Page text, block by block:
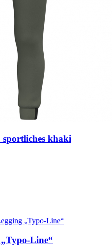
sportliches khaki
Line“